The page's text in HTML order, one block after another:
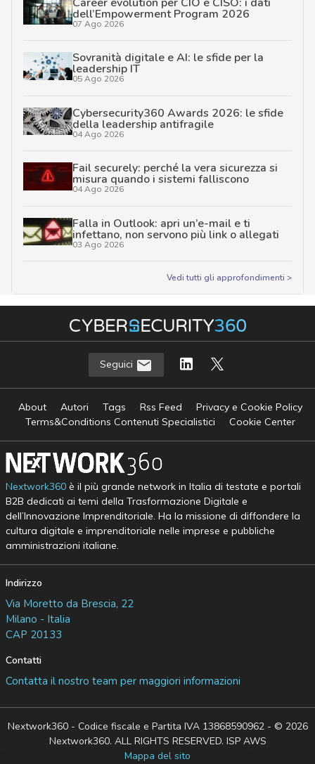
dell’Empowerment Program 2026
07 Ago 2026
Sovranità digitale e AI: le sfide per la
leadership IT
05 Ago 2026
Cybersecurity360 Awards 2026: le sfide
della leadership antifragile
04 Ago 2026
Fail securely: perché la vera sicurezza si
misura quando i sistemi falliscono
04 Ago 2026
Falla in Outlook: apri un’e-mail e ti
infettano, non servono più link o allegati
03 Ago 2026
Vedi tutti gli approfondimenti >
Seguici
About Autori Tags Rss Feed
Privacy e Cookie Policy
Terms&Conditions Contenuti Specialistici
Cookie Center
Nextwork360è il più grande network in Italia di testate e portali
B2B dedicati ai temi della Trasformazione Digitale e
dell’Innovazione Imprenditoriale. Ha la missione di diffondere la
cultura digitale e imprenditoriale nelle imprese e pubbliche
amministrazioni italiane.
Indirizzo
Via Moretto da Brescia, 22
Milano - Italia
CAP 20133
Contatti
Contatta il nostro team per maggiori informazioni
Nextwork360 - Codice fiscale e Partita IVA 13868590962 - © 2026
Nextwork360. ALL RIGHTS RESERVED. ISP AWS
Mappa del sito